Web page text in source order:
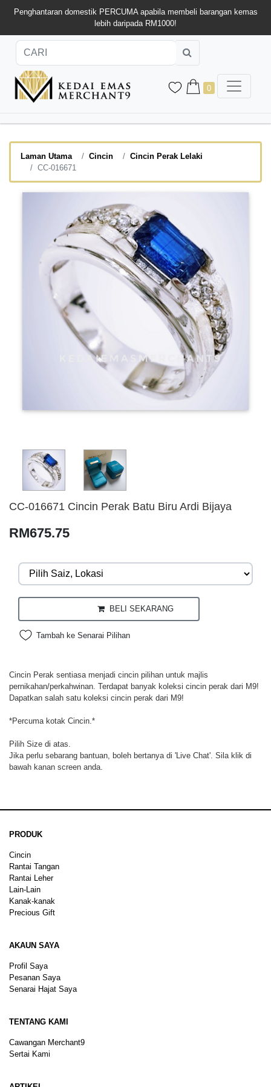
Penghantaran domestik PERCUMA apabila membeli barangan kemas
lebih daripada RM1000!
0
Laman Utama Cincin
Cincin Perak Lelaki
CC-016671
CC-016671 Cincin Perak Batu Biru Ardi Bijaya
RM675.75
BELI SEKARANG
Tambah ke Senarai Pilihan
Cincin Perak sentiasa menjadi cincin pilihan untuk majlis
pernikahan/perkahwinan. Terdapat banyak koleksi cincin perak dari M9!
Dapatkan salah satu koleksi cincin perak dari M9!
*Percuma kotak Cincin.*
Pilih Size di atas.
Jika perlu sebarang bantuan, boleh bertanya di 'Live Chat'. Sila klik di
bawah kanan screen anda.
PRODUK
Cincin
Rantai Tangan
Rantai Leher
Lain-Lain
Kanak-kanak
Precious Gift
AKAUN SAYA
Profil Saya
Pesanan Saya
Senarai Hajat Saya
TENTANG KAMI
Cawangan Merchant9
Sertai Kami